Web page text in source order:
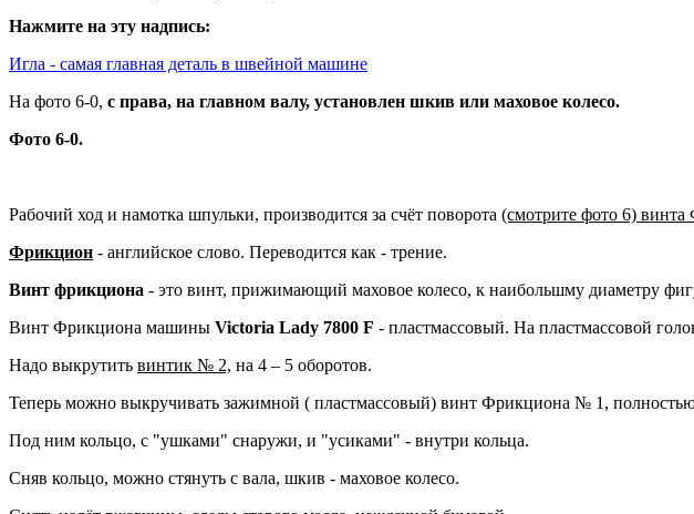
Нажмите на эту надпись:
Игла - самая главная деталь в швейной машине
На фото 6-0, с права, на главном валу, установлен шкив или маховое колесо.
Фото 6-0.
Рабочий ход и намотка шпульки, производится за счёт поворота (смотрите фото 6)
Фрикцион - английское слово. Переводится как - трение.
Винт фрикциона - это винт, прижимающий маховое колесо, к наибольшму диаметру
Винт Фрикциона машины Victoria Lady 7800 F - пластмассовый. На пластмассовой
Надо выкрутить винтик № 2, на 4 – 5 оборотов.
Теперь можно выкручивать зажимной ( пластмассовый) винт Фрикциона № 1,
Под ним кольцо, с "ушками" снаружи, и "усиками" - внутри кольца.
Сняв кольцо, можно стянуть с вала, шкив - маховое колесо.